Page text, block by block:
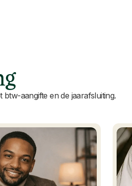
aangifte en de jaarafsluiting.